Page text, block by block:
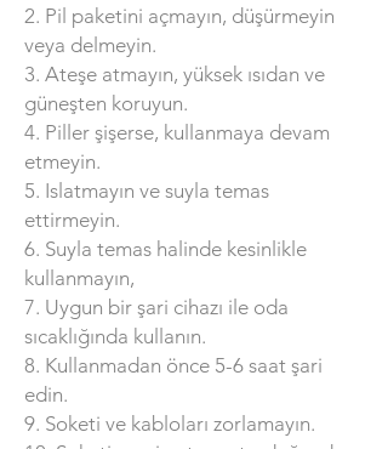
2. Pil paketini açmayın, düşürmeyin
veya delmeyin.
3. Ateşe atmayın, yüksek ısıdan ve
güneşten koruyun.
4. Piller şişerse, kullanmaya devam
etmeyin.
5. Islatmayın ve suyla temas
ettirmeyin.
6. Suyla temas halinde kesinlikle
kullanmayın,
7. Uygun bir şari cihazı ile oda
sıcaklığında kullanın.
8. Kullanmadan önce 5-6 saat şari
edin.
9. Soketi ve kabloları zorlamayın.